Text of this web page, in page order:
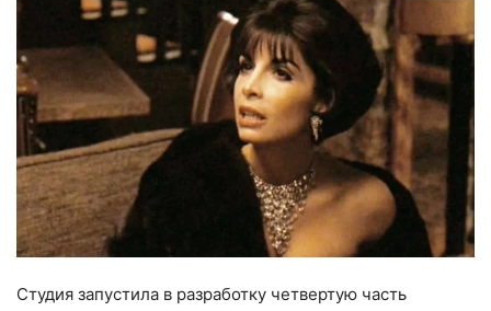
Студия запустила в разработку четвертую часть